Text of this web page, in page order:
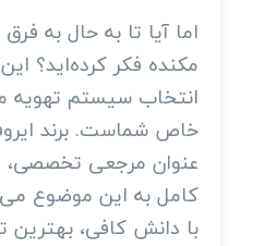
اما آیا تا به حال به
مکنده فکر کرده‌اید؟
انتخاب سیستم تهویه
عنوان مرجعی تخصصی،
کامل به این موضوع
با دانش کافی، بهترین